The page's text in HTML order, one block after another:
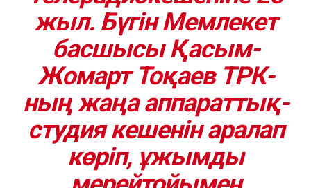
жыл. Бүгін Мемлекет
басшысы Қасым-
Жомарт Тоқаев ТРК-
ның жаңа аппараттық-
студия кешенін аралап
көріп, ұжымды